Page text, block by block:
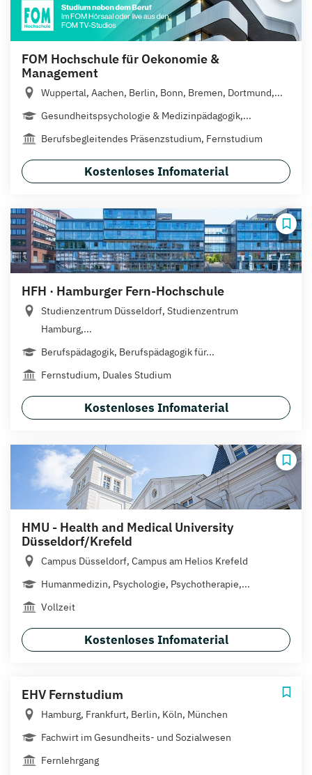
FOM Hochschule für Oekonomie &
Management
Wuppertal, Aachen, Berlin, Bonn, Bremen, Dortmund,...
Gesundheitspsychologie & Medizinpädagogik,...
Berufsbegleitendes Präsenzstudium, Fernstudium
Kostenloses Infomaterial
HFH · Hamburger Fern-Hochschule
Studienzentrum Düsseldorf, Studienzentrum
Hamburg,...
Berufspädagogik, Berufspädagogik für...
Fernstudium, Duales Studium
Kostenloses Infomaterial
HMU - Health and Medical University
Düsseldorf/Krefeld
Campus Düsseldorf, Campus am Helios Krefeld
Humanmedizin, Psychologie, Psychotherapie,...
Vollzeit
Kostenloses Infomaterial
EHV Fernstudium
Hamburg, Frankfurt, Berlin, Köln, München
Fachwirt im Gesundheits- und Sozialwesen
Fernlehrgang